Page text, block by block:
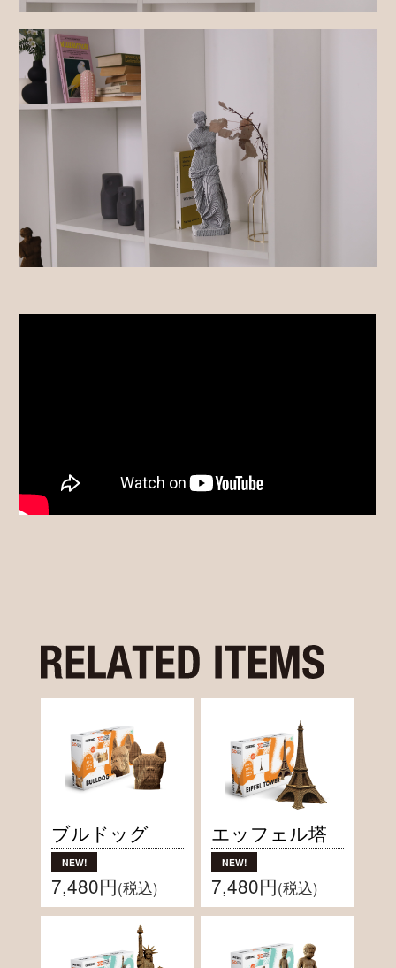
ブルドッグ
7,480円(税込)
エッフェル塔
7,480円(税込)